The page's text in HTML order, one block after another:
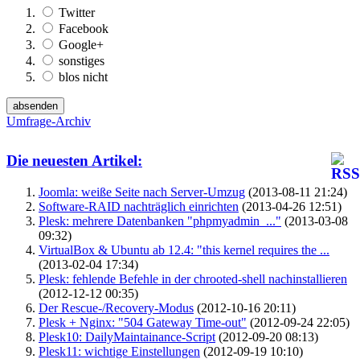
Twitter
Facebook
Google+
sonstiges
blos nicht
Umfrage-Archiv
Die neuesten Artikel:
Joomla: weiße Seite nach Server-Umzug (2013-08-11 21:24)
Software-RAID nachträglich einrichten (2013-04-26 12:51)
Plesk: mehrere Datenbanken "phpmyadmin_..." (2013-03-08
09:32)
VirtualBox & Ubuntu ab 12.4: "this kernel requires the ...
(2013-02-04 17:34)
Plesk: fehlende Befehle in der chrooted-shell nachinstallieren
(2012-12-12 00:35)
Der Rescue-/Recovery-Modus (2012-10-16 20:11)
Plesk + Nginx: "504 Gateway Time-out" (2012-09-24 22:05)
Plesk10: DailyMaintainance-Script (2012-09-20 08:13)
Plesk11: wichtige Einstellungen (2012-09-19 10:10)